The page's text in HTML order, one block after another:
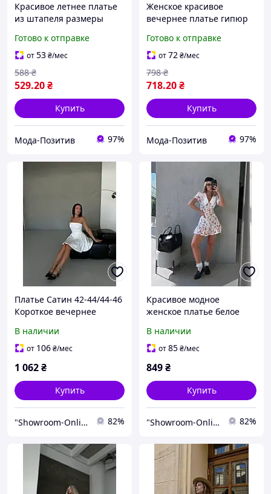
Красивое летнее платье
из штапеля размеры
Готово к отправке
от53₴/мес
529.20₴
588 ₴
Купить
Мода-Позитив 97%
Женское красивое
вечернее платье гипюр
Готово к отправке
от72₴/мес
718.20₴
798 ₴
Купить
Мода-Позитив 97%
Платье Сатин 42-44/44-46
Короткое вечернее
летнее
В наличии
от 106₴/мес
1 062₴
Купить
"Showroom-Online": Тысячи образов – один клик! 82%
Красивое модное
женское платье белое
В наличии
от85₴/мес
849₴
Купить
"Showroom-Online": Тысячи образов – один клик! 82%